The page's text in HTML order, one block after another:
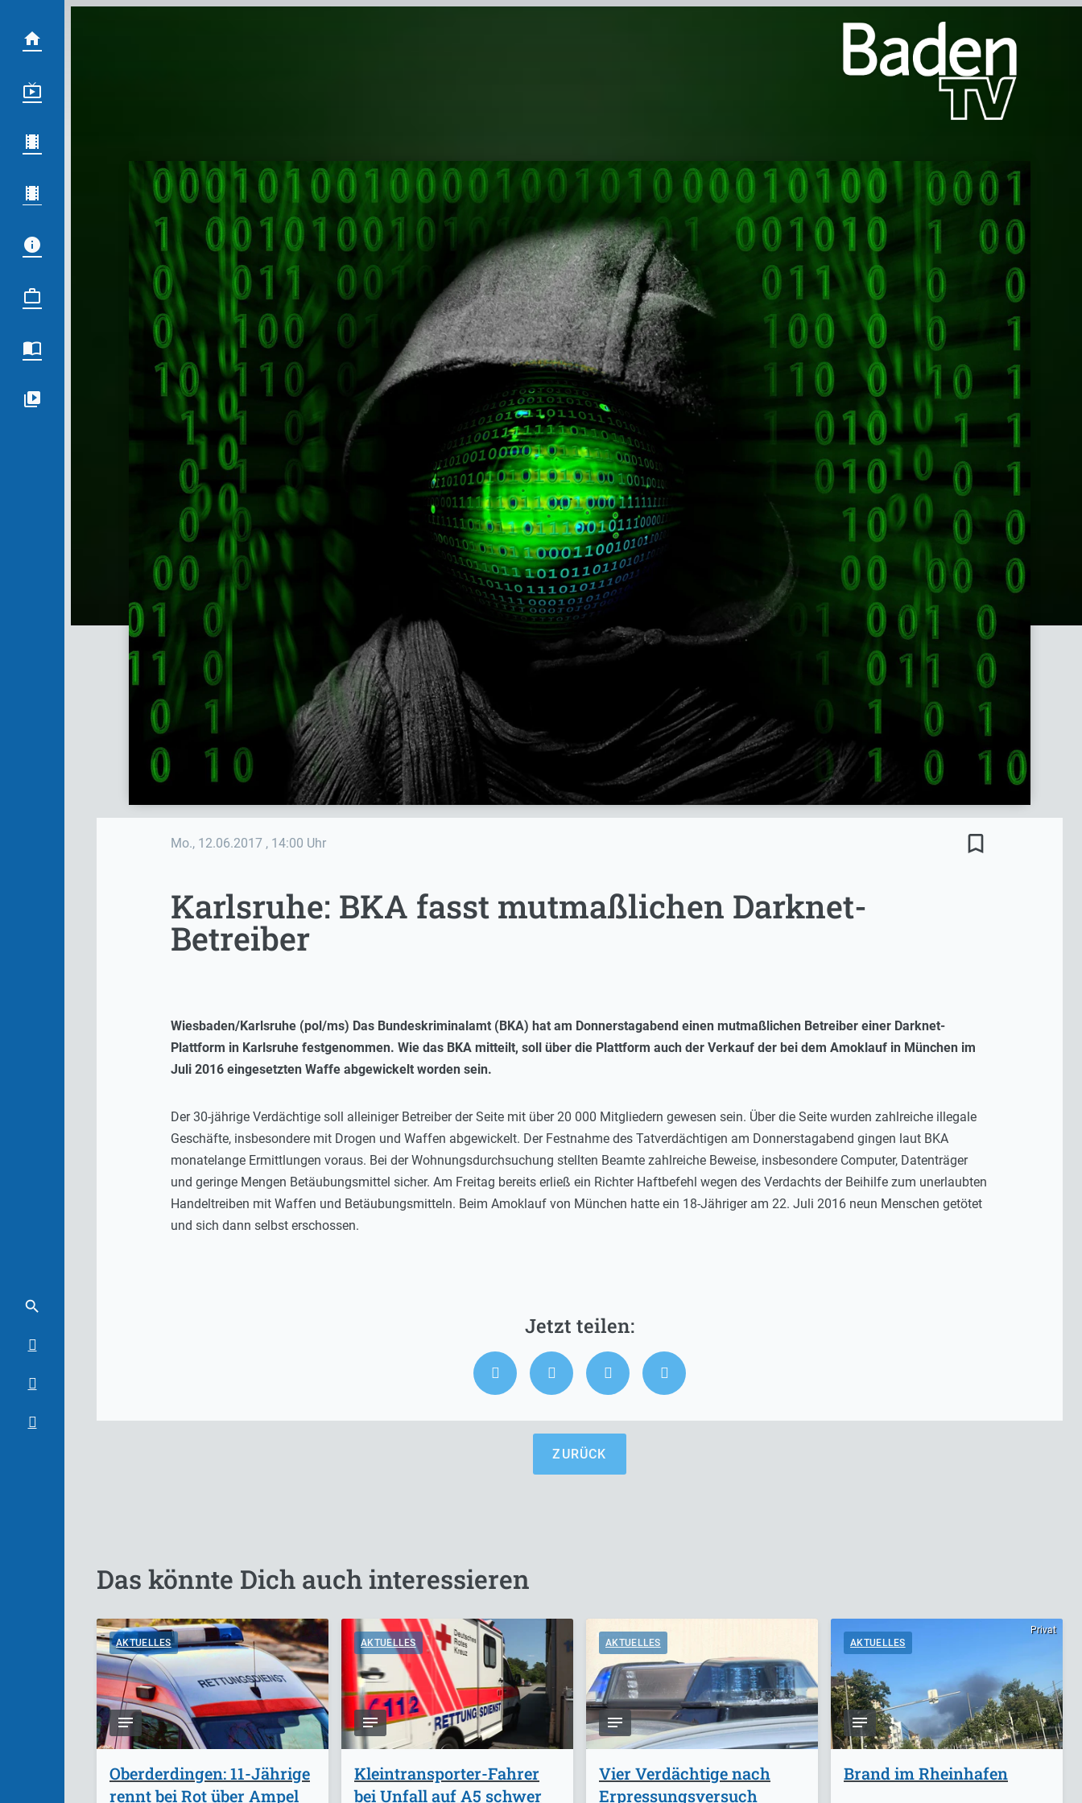
Mo., 12.06.2017 , 14:00 Uhr bookmark_border
Karlsruhe: BKA fasst mutmaßlichen Darknet-
Betreiber
Wiesbaden/Karlsruhe (pol/ms) Das Bundeskriminalamt (BKA) hat am Donnerstagabend einen mutmaßlichen Betreiber einer Darknet-
Plattform in Karlsruhe festgenommen. Wie das BKA mitteilt, soll über die Plattform auch der Verkauf der bei dem Amoklauf in München im
Juli 2016 eingesetzten Waffe abgewickelt worden sein.
Der 30-jährige Verdächtige soll alleiniger Betreiber der Seite mit über 20 000 Mitgliedern gewesen sein. Über die Seite wurden zahlreiche illegale
Geschäfte, insbesondere mit Drogen und Waffen abgewickelt. Der Festnahme des Tatverdächtigen am Donnerstagabend gingen laut BKA
monatelange Ermittlungen voraus. Bei der Wohnungsdurchsuchung stellten Beamte zahlreiche Beweise, insbesondere Computer, Datenträger
und geringe Mengen Betäubungsmittel sicher. Am Freitag bereits erließ ein Richter Haftbefehl wegen des Verdachts der Beihilfe zum unerlaubten
Handeltreiben mit Waffen und Betäubungsmitteln. Beim Amoklauf von München hatte ein 18-Jähriger am 22. Juli 2016 neun Menschen getötet
und sich dann selbst erschossen.
ZURÜCK
Das könnte Dich auch interessieren
AKTUELLES
Oberderdingen: 11-Jährige
rennt bei Rot über Ampel
AKTUELLES
Kleintransporter-Fahrer
bei Unfall auf A5 schwer
AKTUELLES
Vier Verdächtige nach
Erpressungsversuch
Privat
AKTUELLES
Brand im Rheinhafen